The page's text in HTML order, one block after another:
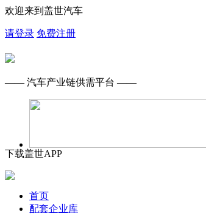
欢迎来到盖世汽车
请登录 免费注册
—— 汽车产业链供需平台 ——
下载盖世APP
首页
配套企业库